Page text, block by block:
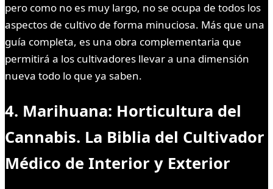
pero como no es muy largo, no se ocupa de todos los
aspectos de cultivo de forma minuciosa. Más que una
guía completa, es una obra complementaria que
permitirá a los cultivadores llevar a una dimensión
nueva todo lo que ya saben.
4. Marihuana: Horticultura del
Cannabis. La Biblia del Cultivador
Médico de Interior y Exterior